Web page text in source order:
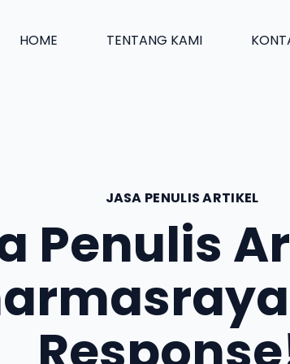
HOME TENTANG KAMI
JASA PENULIS ARTIKEL
Penulis